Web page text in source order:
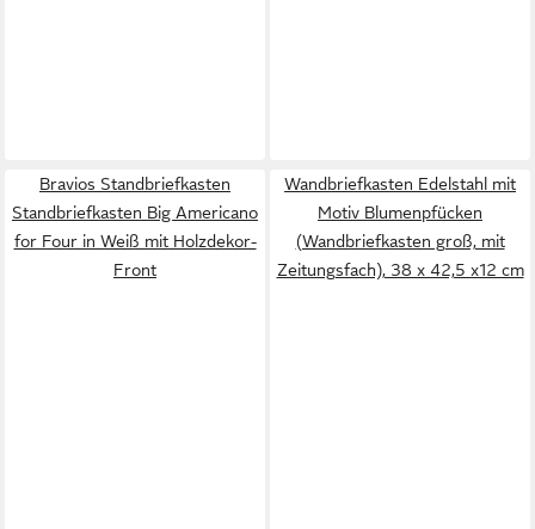
Bravios Standbriefkasten
Standbriefkasten Big Americano
for Four in Weiß mit Holzdekor-
Front
Wandbriefkasten Edelstahl mit
Motiv Blumenpfücken
(Wandbriefkasten groß, mit
Zeitungsfach), 38 x 42,5 x12 cm